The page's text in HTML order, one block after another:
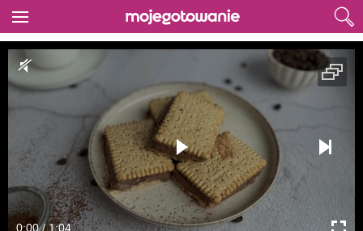
0:00 / 1:04